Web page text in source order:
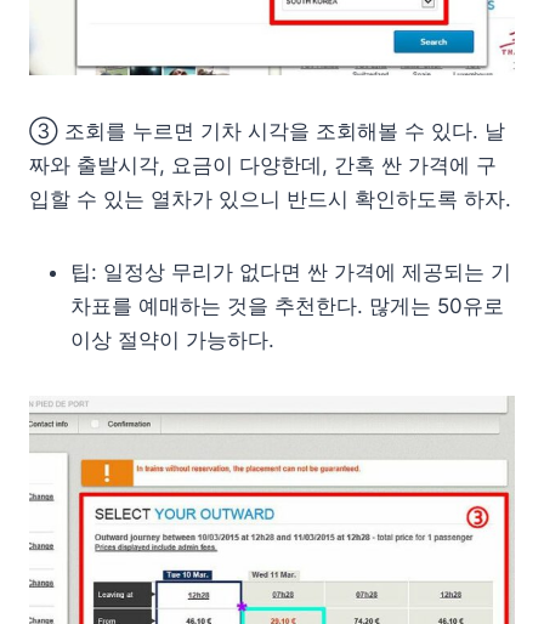
③ 조회를 누르면 기차 시각을 조회해볼 수 있다. 날
짜와 출발시각, 요금이 다양한데, 간혹 싼 가격에 구
입할 수 있는 열차가 있으니 반드시 확인하도록 하자.
팁: 일정상 무리가 없다면 싼 가격에 제공되는 기
차표를 예매하는 것을 추천한다. 많게는 50유로
이상 절약이 가능하다.